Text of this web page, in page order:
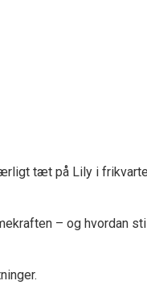
tæt på Lily i
– og hvordan